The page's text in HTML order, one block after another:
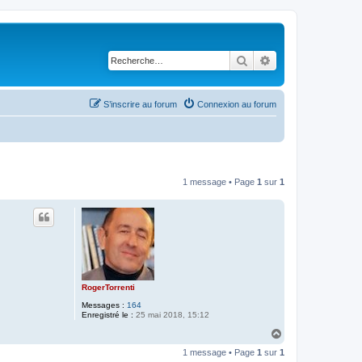
Rechercher
Connexion au forum
S’inscrire au forum
1 message • Page 1 sur 1
RogerTorrenti
Messages : 164
Enregistré le : 25 mai 2018, 15:12
u
1 message • Page 1 sur 1